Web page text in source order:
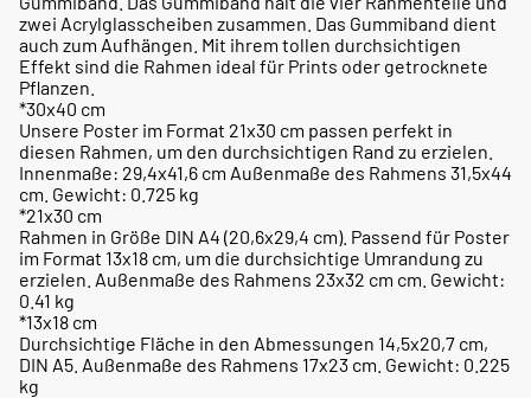
zwei Acrylglasscheiben zusammen. Das Gummiband dient
auch zum Aufhängen. Mit ihrem tollen durchsichtigen
Effekt sind die Rahmen ideal für Prints oder getrocknete
Pflanzen.
*30x40 cm
Unsere Poster im Format 21x30 cm passen perfekt in
diesen Rahmen, um den durchsichtigen Rand zu erzielen.
Innenmaße: 29,4x41,6 cm Außenmaße des Rahmens 31,5x44
cm. Gewicht: 0.725 kg
*21x30 cm
Rahmen in Größe DIN A4 (20,6x29,4 cm). Passend für Poster
im Format 13x18 cm, um die durchsichtige Umrandung zu
erzielen. Außenmaße des Rahmens 23x32 cm cm. Gewicht:
0.41 kg
*13x18 cm
Durchsichtige Fläche in den Abmessungen 14,5x20,7 cm,
DIN A5. Außenmaße des Rahmens 17x23 cm. Gewicht: 0.225
kg